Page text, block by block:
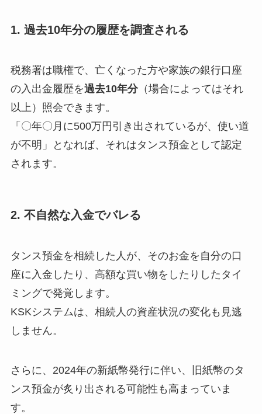
1. 過去10年分の履歴を調査される
税務署は職権で、亡くなった方や家族の銀行口座
の入出金履歴を過去10年分（場合によってはそれ
以上）照会できます。
「〇年〇月に500万円引き出されているが、使い道
が不明」となれば、それはタンス預金として認定
されます。
2. 不自然な入金でバレる
タンス預金を相続した人が、そのお金を自分の口
座に入金したり、高額な買い物をしたりしたタイ
ミングで発覚します。
KSKシステムは、相続人の資産状況の変化も見逃
しません。
さらに、2024年の新紙幣発行に伴い、旧紙幣のタ
ンス預金が炙り出される可能性も高まっていま
す。